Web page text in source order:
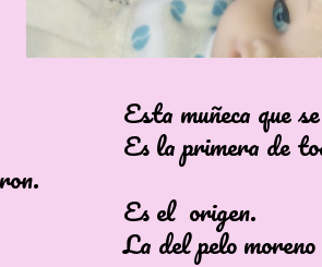
que se ve
de todas las
origen.
pelo moreno